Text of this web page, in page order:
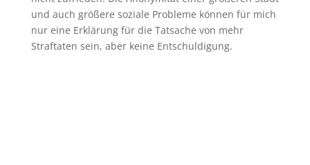
und auch größere soziale Probleme können für mich
nur eine Erklärung für die Tatsache von mehr
Straftaten sein, aber keine Entschuldigung.